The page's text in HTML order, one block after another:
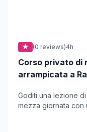
★ (0 reviews)4h
Corso privato di
arrampicata a
Goditi una lezione
mezza giornata con